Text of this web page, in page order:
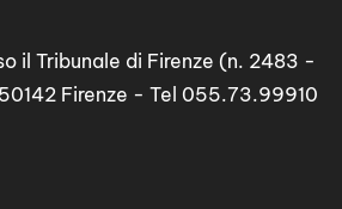
il Tribunale di Firenze (n. 2483 -
Firenze - Tel 055.73.99910